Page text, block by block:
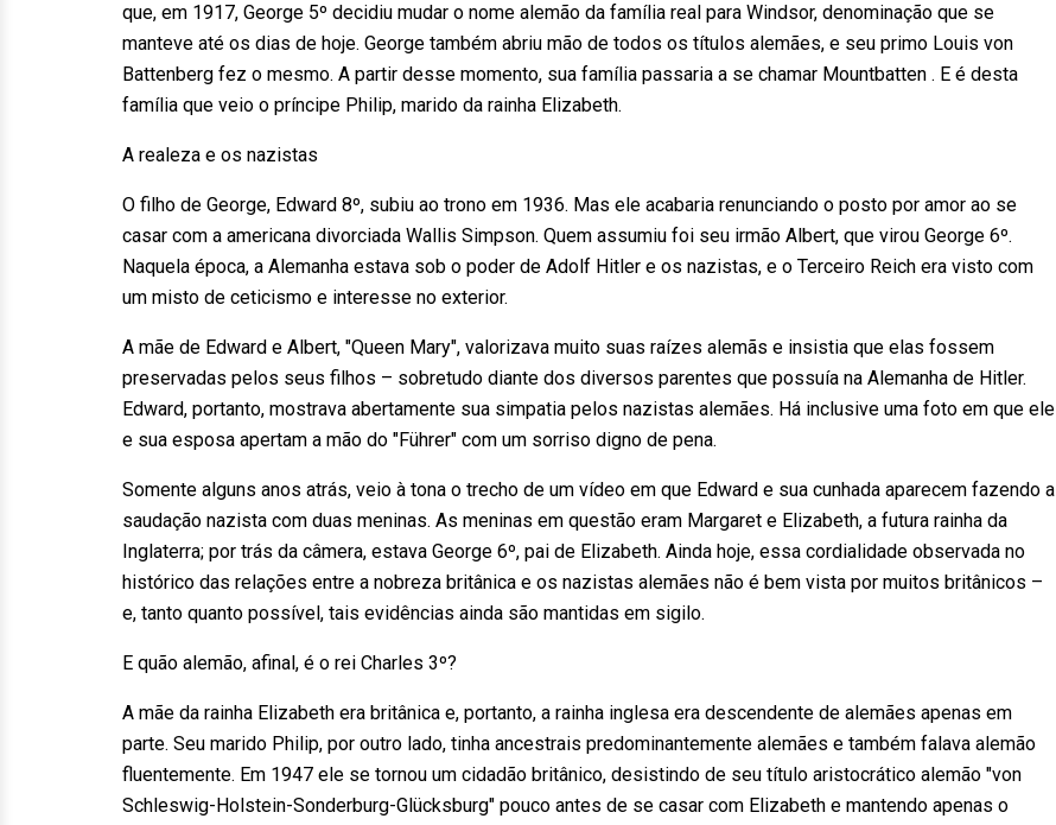
que, em 1917, George 5º decidiu mudar o nome alemão da família real para Windsor, denominação que se
manteve até os dias de hoje. George também abriu mão de todos os títulos alemães, e seu primo Louis von
Battenberg fez o mesmo. A partir desse momento, sua família passaria a se chamar Mountbatten . E é desta
família que veio o príncipe Philip, marido da rainha Elizabeth.
A realeza e os nazistas
O filho de George, Edward 8º, subiu ao trono em 1936. Mas ele acabaria renunciando o posto por amor ao se
casar com a americana divorciada Wallis Simpson. Quem assumiu foi seu irmão Albert, que virou George 6º.
Naquela época, a Alemanha estava sob o poder de Adolf Hitler e os nazistas, e o Terceiro Reich era visto com
um misto de ceticismo e interesse no exterior.
A mãe de Edward e Albert, "Queen Mary", valorizava muito suas raízes alemãs e insistia que elas fossem
preservadas pelos seus filhos – sobretudo diante dos diversos parentes que possuía na Alemanha de Hitler.
Edward, portanto, mostrava abertamente sua simpatia pelos nazistas alemães. Há inclusive uma foto em que ele
e sua esposa apertam a mão do "Führer" com um sorriso digno de pena.
Somente alguns anos atrás, veio à tona o trecho de um vídeo em que Edward e sua cunhada aparecem fazendo a
saudação nazista com duas meninas. As meninas em questão eram Margaret e Elizabeth, a futura rainha da
Inglaterra; por trás da câmera, estava George 6º, pai de Elizabeth. Ainda hoje, essa cordialidade observada no
histórico das relações entre a nobreza britânica e os nazistas alemães não é bem vista por muitos britânicos –
e, tanto quanto possível, tais evidências ainda são mantidas em sigilo.
E quão alemão, afinal, é o rei Charles 3º?
A mãe da rainha Elizabeth era britânica e, portanto, a rainha inglesa era descendente de alemães apenas em
parte. Seu marido Philip, por outro lado, tinha ancestrais predominantemente alemães e também falava alemão
fluentemente. Em 1947 ele se tornou um cidadão britânico, desistindo de seu título aristocrático alemão "von
Schleswig-Holstein-Sonderburg-Glücksburg" pouco antes de se casar com Elizabeth e mantendo apenas o